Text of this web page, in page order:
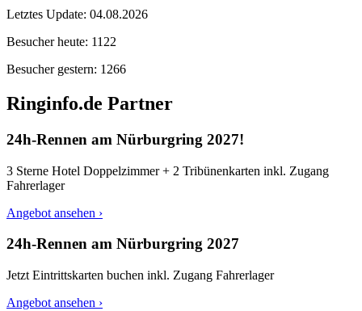
Letztes Update: 04.08.2026
Besucher heute: 1122
Besucher gestern: 1266
Ringinfo.de Partner
24h-Rennen am Nürburgring 2027!
3 Sterne Hotel Doppelzimmer + 2 Tribünenkarten inkl. Zugang
Fahrerlager
Angebot ansehen ›
24h-Rennen am Nürburgring 2027
Jetzt Eintrittskarten buchen inkl. Zugang Fahrerlager
Angebot ansehen ›